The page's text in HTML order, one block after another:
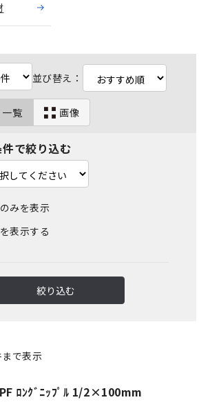
並び替え：
一覧 画像
で絞り込む
みを表示
表示する
絞り込む
で表示
ﾛﾝｸﾞﾆｯﾌﾟﾙ 1/2×100mm